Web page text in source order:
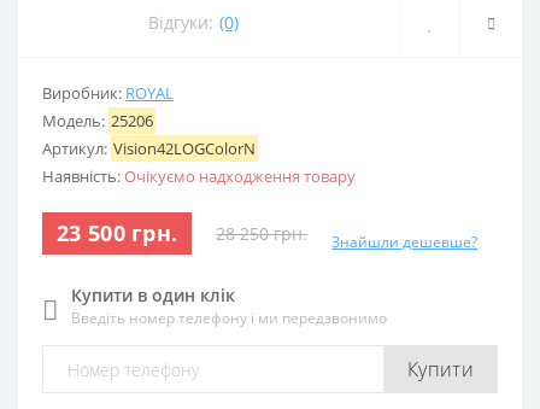
Відгуки: (0)
Виробник: ROYAL
Модель: 25206
Артикул: Vision42LOGColorN
Наявність:Очікуємо надходження товару
23 500 грн. 28 250 грн. Знайшли дешевше?
Купити в один клік
Введіть номер телефону і ми передзвонимо
Купити